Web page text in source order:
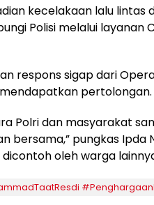
kecelakaan lalu lintas
Polisi melalui layanan
respons sigap dari
pertolongan.
Polri dan masyarakat
bersama,” pungkas Ipda
oleh warga